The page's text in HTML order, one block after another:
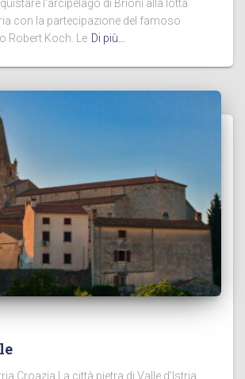
l'arcipelago di Brioni alla lotta
con la partecipazione del famoso
Robert Koch. Le Di più…
Croazia La città pietra di Valle d’Istria,